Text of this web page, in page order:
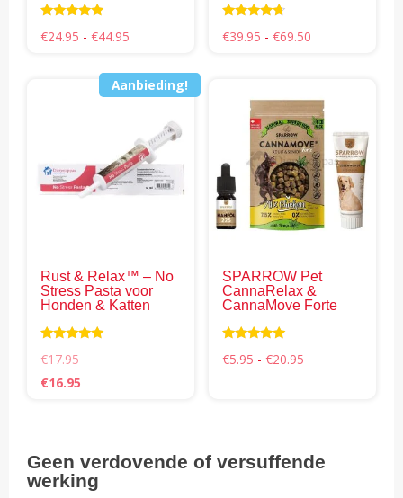
4.66
€24.95 - €44.95
€44.95
productpagina
4.50
€39.95 - €69.50Prijsklasse:
Aanbieding!
Rust & Relax™ – No
Stress Pasta voor
Honden & Katten
5.00
€17.95
Oorspronkelijke
€16.95
SPARROW Pet
CannaRelax &
CannaMove Forte
5.00
€5.95 - €20.95Prijsklasse:
Geen verdovende of versuffende
werking